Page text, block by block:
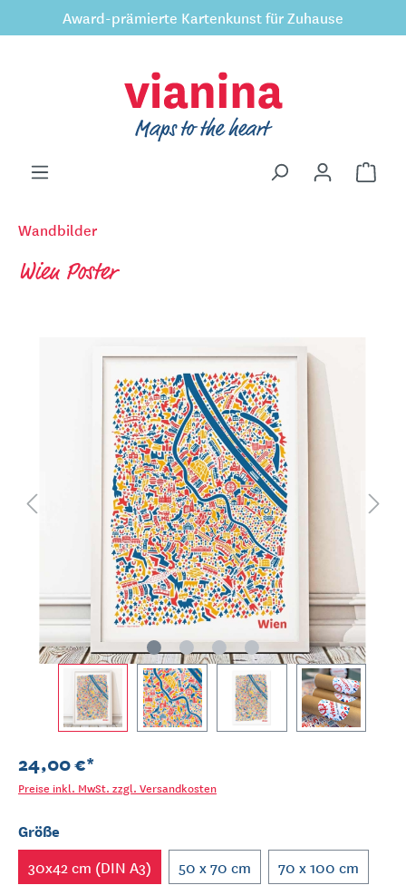
springen
Award-prämierte Kartenkunst für Zuhause
Wandbilder
Wien Poster
24,00 €*
Preise inkl. MwSt. zzgl. Versandkosten
Größe
30x42 cm (DIN A3) 50 x 70 cm 70 x 100 cm